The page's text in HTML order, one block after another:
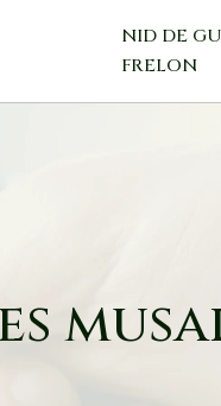
NID DE
FRELON